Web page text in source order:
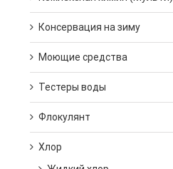
Консервация на зиму
Моющие средства
Тестеры воды
Флокулянт
Хлор